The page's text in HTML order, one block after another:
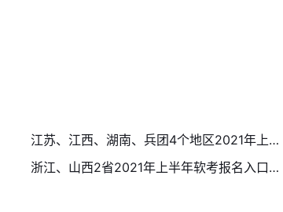
江苏、江西、湖南、兵团4个地区2021年上半年软考报名入口4月14日关闭
浙江、山西2省2021年上半年软考报名入口4月12日结束